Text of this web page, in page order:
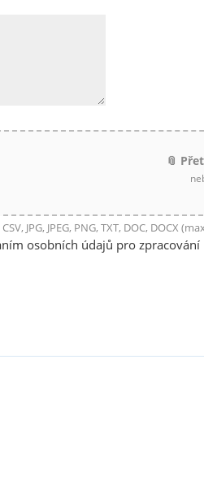
📎
JPG, JPEG, PNG, TXT, DOC, DOCX
osobních údajů pro